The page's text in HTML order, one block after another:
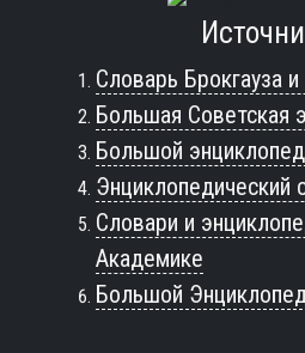
Словарь Брокгауза
Большая Советская
Большой
Энциклопедический
Словари и
Академике
Большой